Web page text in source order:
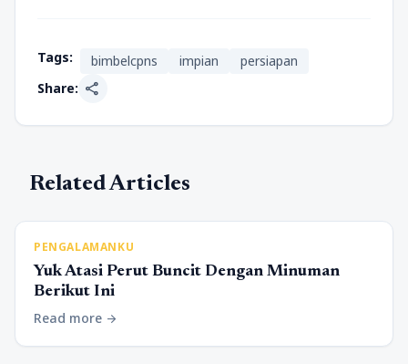
Tags: bimbelcpns impian
persiapan
Share: share
Related Articles
PENGALAMANKU
Yuk Atasi Perut Buncit Dengan Minuman
Berikut Ini
Read more arrow_forward